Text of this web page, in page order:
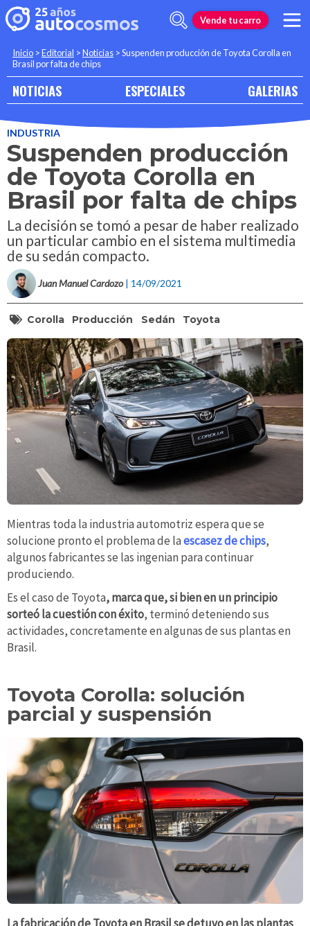
Vende tu carro
Inicio >Editorial >Noticias >Suspenden producción de Toyota Corolla en
Brasil por falta de chips
NOTICIAS ESPECIALES GALERIAS
INDUSTRIA
Suspenden producción
de Toyota Corolla en
Brasil por falta de chips
La decisión se tomó a pesar de haber realizado
un particular cambio en el sistema multimedia
de su sedán compacto.
Juan Manuel Cardozo | 14/09/2021
Corolla Producción Sedán Toyota
Mientras toda la industria automotriz espera que se
solucione pronto el problema de laescasez de chips,
algunos fabricantes se las ingenian para continuar
produciendo.
Es el caso de Toyota, marca que, si bien en un principio
sorteó la cuestión con éxito, terminó deteniendo sus
actividades, concretamente en algunas de sus plantas en
Brasil.
Toyota Corolla: solución
parcial y suspensión